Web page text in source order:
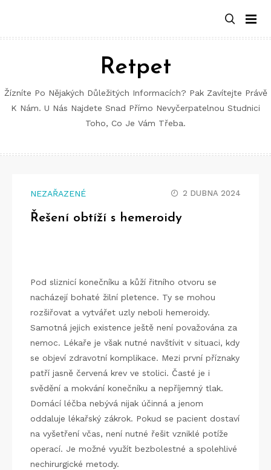
Retpet
Žízníte Po Nějakých Důležitých Informacích? Pak Zavítejte Právě
K Nám. U Nás Najdete Snad Přímo Nevyčerpatelnou Studnici
Toho, Co Je Vám Třeba.
NEZAŘAZENÉ 2 DUBNA 2024
Řešení obtíží s hemeroidy
Pod sliznicí konečníku a kůží řitního otvoru se
nacházejí bohaté žilní pletence. Ty se mohou
rozšiřovat a vytvářet uzly neboli hemeroidy.
Samotná jejich existence ještě není považována za
nemoc. Lékaře je však nutné navštívit v situaci, kdy
se objeví zdravotní komplikace. Mezi první příznaky
patří jasně červená krev ve stolici. Časté je i
svědění a mokvání konečníku a nepříjemný tlak.
Domácí léčba nebývá nijak účinná a jenom
oddaluje lékařský zákrok. Pokud se pacient dostaví
na vyšetření včas, není nutné řešit vzniklé potíže
operací. Je možné využít bezbolestné a spolehlivé
nechirurgické metody.